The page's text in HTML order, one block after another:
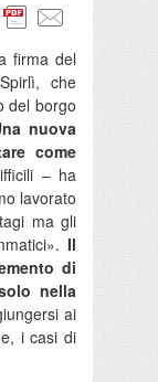
firma del
che
del borgo
nuova
come
– ha
lavorato
ma gli
Il
di
nella
ai
i casi di